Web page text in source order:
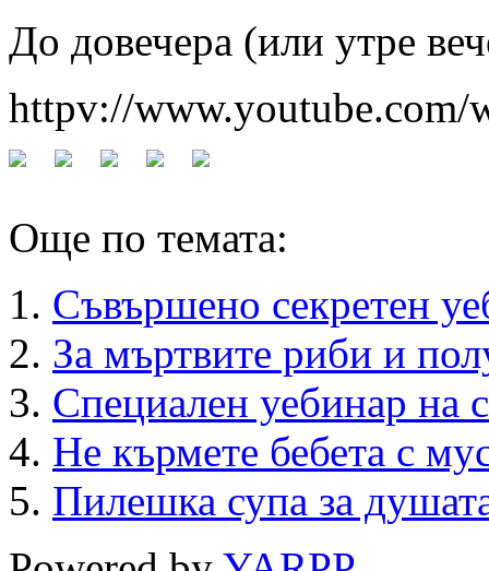
До довечера (или утре
httpv://www.youtube.com/
Още по темата:
Съвършено секретен
За мъртвите риби и
Специален уебинар на
Не кърмете бебета с
Пилешка супа за